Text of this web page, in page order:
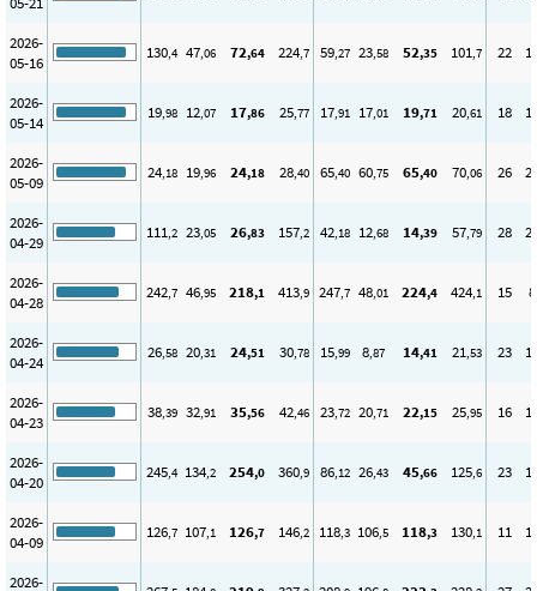
2026-
05-16
130,4 47,06 72,64 224,7 59,27 23,58 52,35 101,7 22
2026-
05-14
19,98 12,07 17,86 25,77 17,91 17,01 19,71 20,61 18
2026-
05-09
24,18 19,96 24,18 28,40 65,40 60,75 65,40 70,06 26
2026-
04-29
111,2 23,05 26,83 157,2 42,18 12,68 14,39 57,79 28
2026-
04-28
242,7 46,95 218,1 413,9 247,7 48,01 224,4 424,1 15 8
2026-
04-24
26,58 20,31 24,51 30,78 15,99 8,87 14,41 21,53 23
2026-
04-23
38,39 32,91 35,56 42,46 23,72 20,71 22,15 25,95 16
2026-
04-20
245,4 134,2 254,0 360,9 86,12 26,43 45,66 125,6 23
2026-
04-09
126,7 107,1 126,7 146,2 118,3 106,5 118,3 130,1 11
2026-